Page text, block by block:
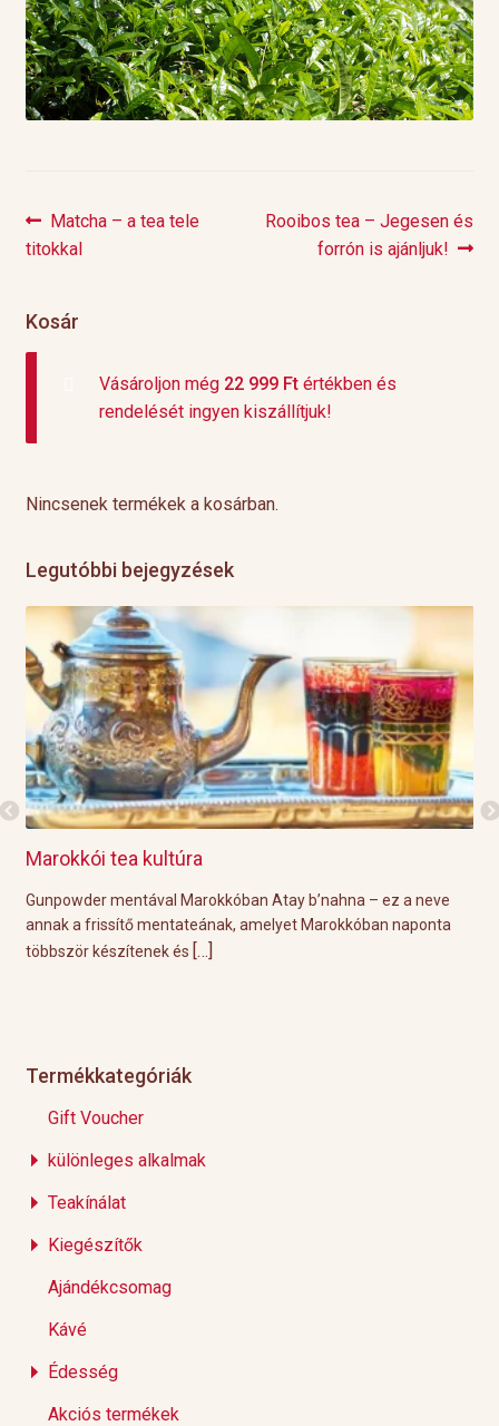
Bejegyzés
navigáció
Previous
post:
Matcha – a tea tele
titokkal
Next
Rooibos tea – Jegesen és
forrón is ajánljuk!
Kosár
Vásároljon még 22 999 Ftértékben és
rendelését ingyen kiszállítjuk!
Nincsenek termékek a kosárban.
Legutóbbi bejegyzések
Marokkói tea kultúra
Gunpowder mentával Marokkóban Atay b’nahna – ez a neve
annak a frissítő mentateának, amelyet Marokkóban naponta
többször készítenek és […]
Termékkategóriák
Gift Voucher
különleges alkalmak
Teakínálat
Kiegészítők
Ajándékcsomag
Kávé
Édesség
Akciós termékek